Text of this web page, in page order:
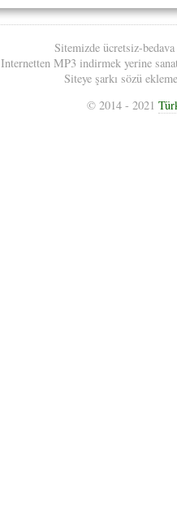
Sitemizde ücretsiz-
Internetten MP3 indirmek yerine
Siteye şarkı sözü
© 2014 - 2021